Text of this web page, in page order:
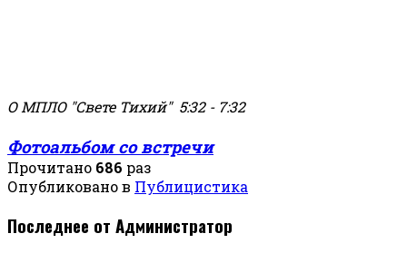
О МПЛО "Свете Тихий" 5:32 - 7:32
Фотоальбом со встречи
Прочитано 686 раз
Опубликовано в Публицистика
Последнее от Администратор